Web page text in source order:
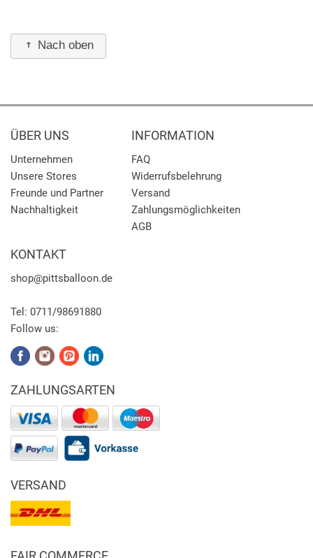
Nach oben
ÜBER UNS
Unternehmen
Unsere Stores
Freunde und Partner
Nachhaltigkeit
INFORMATION
FAQ
Widerrufsbelehrung
Versand
Zahlungsmöglichkeiten
AGB
KONTAKT
shop@pittsballoon.de
Tel: 0711/98691880
Follow us:
ZAHLUNGSARTEN
VERSAND